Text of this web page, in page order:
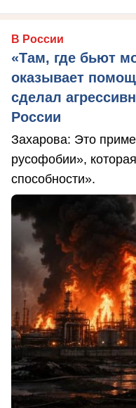
В России
«Там, где бьют
оказывает
сделал
России
Захарова: Это
русофобии»,
способности».